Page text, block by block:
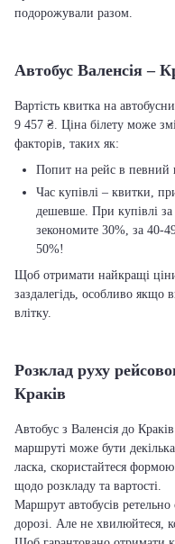
подорожували разом.
Автобус Валенсія –
Вартість квитка на
9 457 ₴. Ціна білету може
факторів, таких як:
Попит на рейс в певний
Час купівлі – квитки,
дешевше. При купівлі за
зекономите 30%, за 40-
50%!
Щоб отримати найкращі
заздалегідь, особливо якщо
влітку.
Розклад руху
Краків
Автобус з Валенсія до
маршруті може бути
ласка, скористайтеся
щодо розкладу та вартості.
Маршрут автобусів
дорозі. Але не хвилюйтеся,